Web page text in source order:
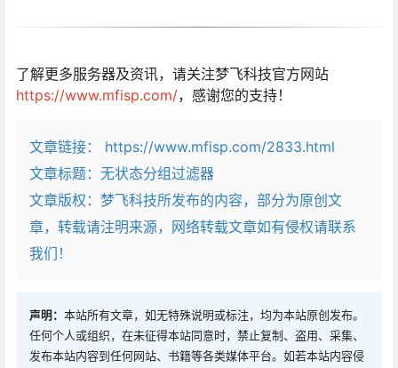
了解更多服务器及资讯，请关注梦飞科技官方网站
https://www.mfisp.com/，感谢您的支持！
文章链接：
https://www.mfisp.com/2833.html
文章标题： 无状态分组过滤器
文章版权：梦飞科技所发布的内容，部分为原创文
章，转载请注明来源，网络转载文章如有侵权请联系
我们！
声明： 本站所有文章，如无特殊说明或标注，均为本站原创发布。
任何个人或组织，在未征得本站同意时，禁止复制、盗用、采集、
发布本站内容到任何网站、书籍等各类媒体平台。如若本站内容侵